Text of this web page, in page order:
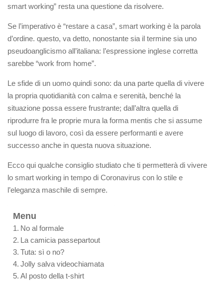
smart working” resta una questione da risolvere.
Se l’imperativo è “restare a casa”, smart working è la parola
d’ordine. questo, va detto, nonostante sia il termine sia uno
pseudoanglicismo all’italiana: l’espressione inglese corretta
sarebbe “work from home”.
Le sfide di un uomo quindi sono: da una parte quella di vivere
la propria quotidianità con calma e serenità, benché la
situazione possa essere frustrante; dall’altra quella di
riprodurre fra le proprie mura la forma mentis che si assume
sul luogo di lavoro, così da essere performanti e avere
successo anche in questa nuova situazione.
Ecco qui qualche consiglio studiato che ti permetterà di vivere
lo smart working in tempo di Coronavirus con lo stile e
l’eleganza maschile di sempre.
Menu
No al formale
La camicia passepartout
Tuta: sì o no?
Jolly salva videochiamata
Al posto della t-shirt